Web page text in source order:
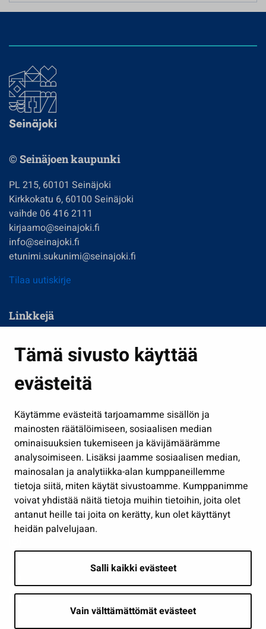
Tämä sivusto käyttää
evästeitä
Käytämme evästeitä tarjoamamme sisällön ja
mainosten räätälöimiseen, sosiaalisen median
ominaisuuksien tukemiseen ja kävijämäärämme
analysoimiseen. Lisäksi jaamme sosiaalisen median,
mainosalan ja analytiikka-alan kumppaneillemme
tietoja siitä, miten käytät sivustoamme. Kumppanimme
voivat yhdistää näitä tietoja muihin tietoihin, joita olet
antanut heille tai joita on kerätty, kun olet käyttänyt
heidän palvelujaan.
Salli kaikki evästeet
Vain välttämättömät evästeet
© Seinäjoen kaupunki
PL 215, 60101 Seinäjoki
Kirkkokatu 6, 60100 Seinäjoki
vaihde 06 416 2111
kirjaamo@seinajoki.fi
info@seinajoki.fi
etunimi.sukunimi@seinajoki.fi
Tilaa uutiskirje
Linkkejä
Kasvatus ja opetus
Kulttuuri ja liikunta
Työ ja yrittäminen
Osallistu ja asioi
Näytä omat evästeasetukseni
Seuraa meitä